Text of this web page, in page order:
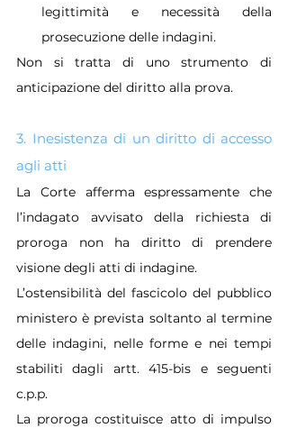
legittimità e necessità della
prosecuzione delle indagini.
Non si tratta di uno strumento di
anticipazione del diritto alla prova.
3. Inesistenza di un diritto di accesso
agli atti
La Corte afferma espressamente che
l’indagato avvisato della richiesta di
proroga non ha diritto di prendere
visione degli atti di indagine.
L’ostensibilità del fascicolo del pubblico
ministero è prevista soltanto al termine
delle indagini, nelle forme e nei tempi
stabiliti dagli artt. 415-bis e seguenti
c.p.p.
La proroga costituisce atto di impulso